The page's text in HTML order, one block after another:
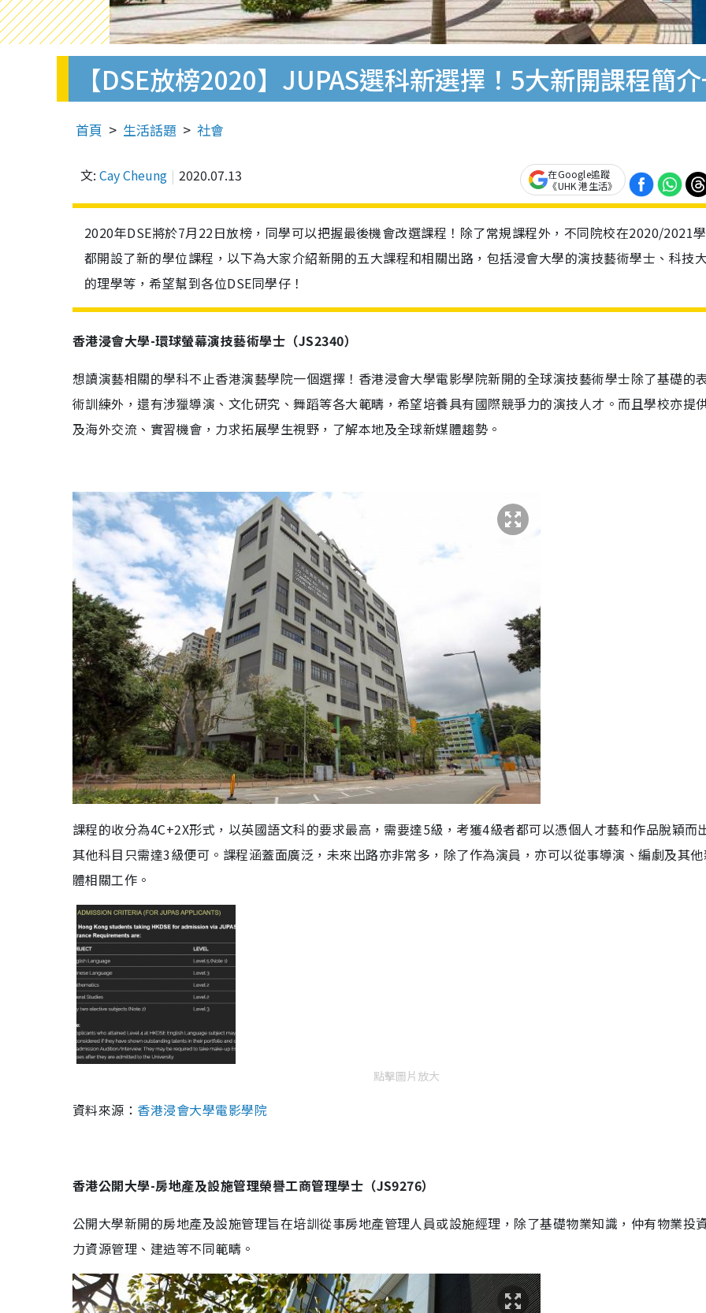
【DSE放榜2020】JUPAS選科新選擇！5大新開課程簡
首頁 生活話題 社會
文: Cay Cheung 2020.07.13
在Google追蹤
《UHK 港生活》
2020年DSE將於7月22日放榜，同學可以把握最後機會改選課程！除了常規課程外，不同院校在2020/2021
都開設了新的學位課程，以下為大家介紹新開的五大課程和相關出路，包括浸會大學的演技藝術學士、科技
的理學等，希望幫到各位DSE同學仔！
香港浸會大學-環球螢幕演技藝術學士（JS2340）
想讀演藝相關的學科不止香港演藝學院一個選擇！香港浸會大學電影學院新開的全球演技藝術學士除了基礎的
術訓練外，還有涉獵導演、文化研究、舞蹈等各大範疇，希望培養具有國際競爭力的演技人才。而且學校亦提
及海外交流、實習機會，力求拓展學生視野，了解本地及全球新媒體趨勢。
課程的收分為4C+2X形式，以英國語文科的要求最高，需要達5級，考獲4級者都可以憑個人才藝和作品脫穎而
其他科目只需達3級便可。課程涵蓋面廣泛，未來出路亦非常多，除了作為演員，亦可以從事導演、編劇及其
體相關工作。
點擊圖片放大
資料來源： 香港浸會大學電影學院
香港公開大學-房地產及設施管理榮譽工商管理學士（JS9276）
公開大學新開的房地產及設施管理旨在培訓從事房地產管理人員或設施經理，除了基礎物業知識，仲有物業投
力資源管理、建造等不同範疇。